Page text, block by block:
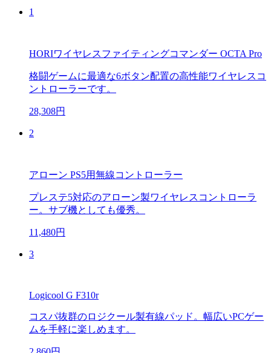
1
HORIワイヤレスファイティングコマンダー OCTA Pro
格闘ゲームに最適な6ボタン配置の高性能ワイヤレスコ
ントローラーです。
28,308円
2
アローン PS5用無線コントローラー
プレステ5対応のアローン製ワイヤレスコントローラ
ー。サブ機としても優秀。
11,480円
3
Logicool G F310r
コスパ抜群のロジクール製有線パッド。幅広いPCゲー
ムを手軽に楽しめます。